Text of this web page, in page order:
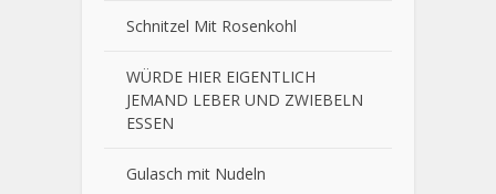
Schnitzel Mit Rosenkohl
WÜRDE HIER EIGENTLICH
JEMAND LEBER UND ZWIEBELN
ESSEN
Gulasch mit Nudeln